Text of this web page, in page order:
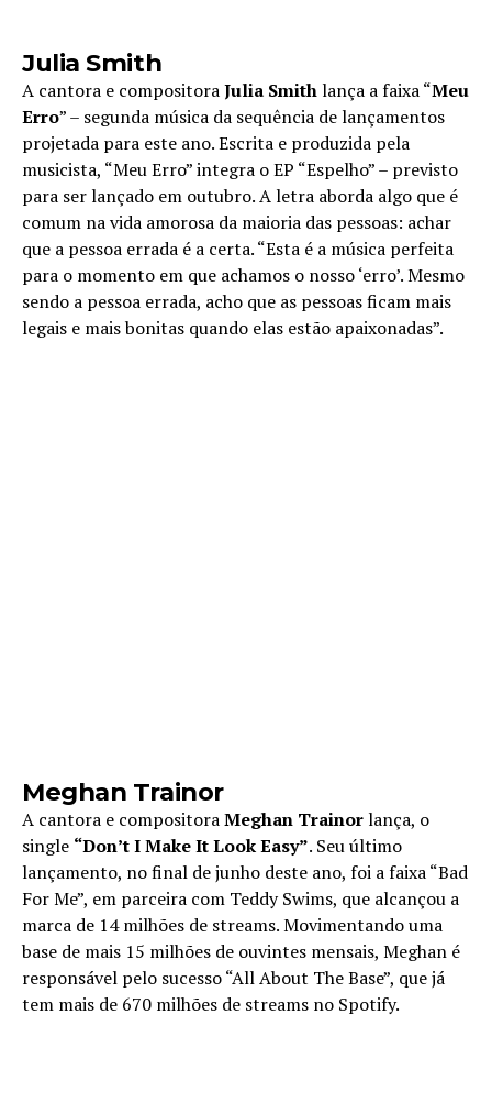
Julia Smith
A cantora e compositoraJulia Smithlança a faixa “Meu
Erro” – segunda música da sequência de lançamentos
projetada para este ano. Escrita e produzida pela
musicista, “Meu Erro” integra o EP “Espelho” – previsto
para ser lançado em outubro. A letra aborda algo que é
comum na vida amorosa da maioria das pessoas: achar
que a pessoa errada é a certa. “Esta é a música perfeita
para o momento em que achamos o nosso ‘erro’. Mesmo
sendo a pessoa errada, acho que as pessoas ficam mais
legais e mais bonitas quando elas estão apaixonadas”.
Meghan Trainor
A cantora e compositoraMeghan Trainorlança, o
single “Don’t I Make It Look Easy”. Seu último
lançamento, no final de junho deste ano, foi a faixa “Bad
For Me”, em parceira com Teddy Swims, que alcançou a
marca de 14 milhões de streams. Movimentando uma
base de mais 15 milhões de ouvintes mensais, Meghan é
responsável pelo sucesso “All About The Base”, que já
tem mais de 670 milhões de streams no Spotify.